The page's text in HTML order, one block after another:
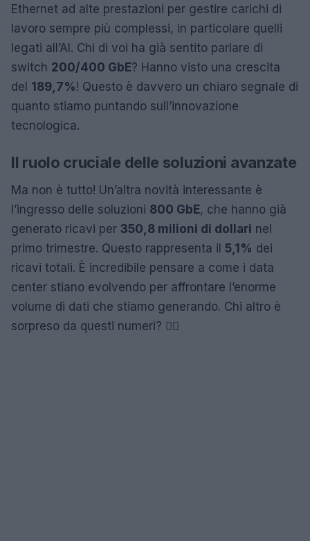
Ethernet ad alte prestazioni per gestire carichi di
lavoro sempre più complessi, in particolare quelli
legati all’AI. Chi di voi ha già sentito parlare di
switch 200/400 GbE? Hanno visto una crescita
del 189,7%! Questo è davvero un chiaro segnale di
quanto stiamo puntando sull’innovazione
tecnologica.
Il ruolo cruciale delle soluzioni avanzate
Ma non è tutto! Un’altra novità interessante è
l’ingresso delle soluzioni 800 GbE, che hanno già
generato ricavi per 350,8 milioni di dollari nel
primo trimestre. Questo rappresenta il 5,1% dei
ricavi totali. È incredibile pensare a come i data
center stiano evolvendo per affrontare l’enorme
volume di dati che stiamo generando. Chi altro è
sorpreso da questi numeri? 🙋‍♀️